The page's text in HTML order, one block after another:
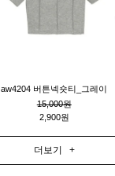
aw4204 버튼넥숏티_그레이
15,000원
2,900원
더보기 +